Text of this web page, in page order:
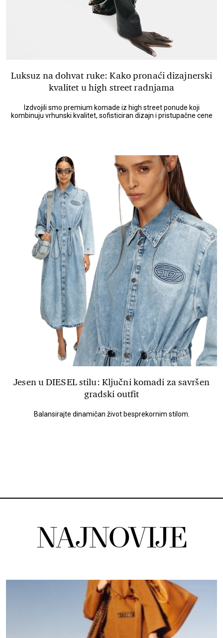
Luksuz na dohvat ruke: Kako pronaći dizajnerski
kvalitet u high street radnjama
Izdvojili smo premium komade iz high street ponude koji
kombinuju vrhunski kvalitet, sofisticiran dizajn i pristupačne cene
Jesen u DIESEL stilu: Ključni komadi za savršen
gradski outfit
Balansirajte dinamičan život besprekornim stilom.
NAJNOVIJE